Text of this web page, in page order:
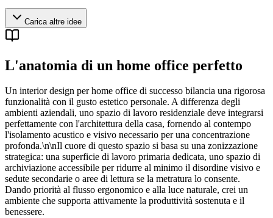
Carica altre idee
L'anatomia di un home office perfetto
Un interior design per home office di successo bilancia una rigorosa
funzionalità con il gusto estetico personale. A differenza degli
ambienti aziendali, uno spazio di lavoro residenziale deve integrarsi
perfettamente con l'architettura della casa, fornendo al contempo
l'isolamento acustico e visivo necessario per una concentrazione
profonda.\n\nIl cuore di questo spazio si basa su una zonizzazione
strategica: una superficie di lavoro primaria dedicata, uno spazio di
archiviazione accessibile per ridurre al minimo il disordine visivo e
sedute secondarie o aree di lettura se la metratura lo consente.
Dando priorità al flusso ergonomico e alla luce naturale, crei un
ambiente che supporta attivamente la produttività sostenuta e il
benessere.